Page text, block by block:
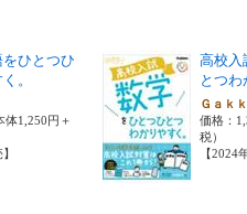
ひとつひ
。
体1,250円＋
高校
とつわ
Ｇａｋ
価格：
税）
【2024